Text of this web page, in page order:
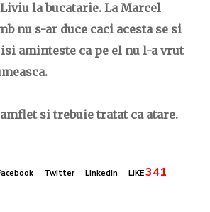
la bucatarie. La Marcel
nu s-ar duce caci acesta se si
aminteste ca pe el nu l-a vrut
si trebuie tratat ca atare.
Twitter LinkedIn LIKE341